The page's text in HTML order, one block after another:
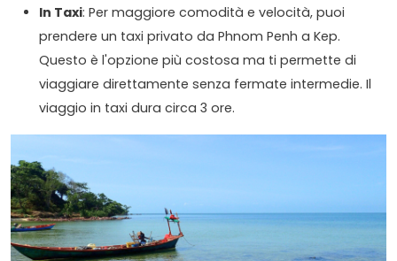
In Taxi: Per maggiore comodità e velocità, puoi
prendere un taxi privato da Phnom Penh a Kep.
Questo è l'opzione più costosa ma ti permette di
viaggiare direttamente senza fermate intermedie. Il
viaggio in taxi dura circa 3 ore.